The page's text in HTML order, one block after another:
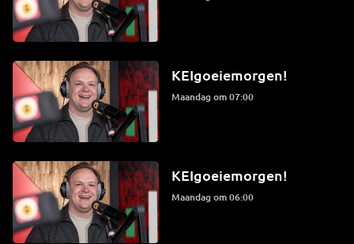
KEIgoeiemorgen!
maandag om 07:00
KEIgoeiemorgen!
maandag om 06:00